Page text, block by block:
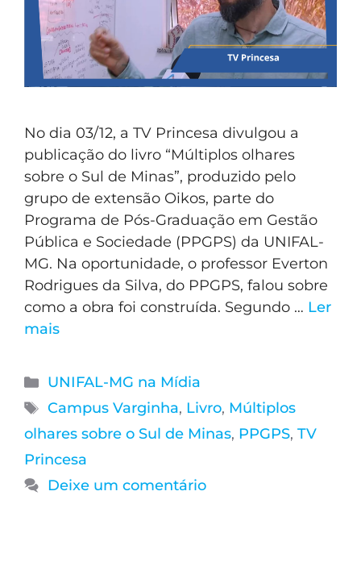
No dia 03/12, a TV Princesa divulgou a
publicação do livro “Múltiplos olhares
sobre o Sul de Minas”, produzido pelo
grupo de extensão Oikos, parte do
Programa de Pós-Graduação em Gestão
Pública e Sociedade (PPGPS) da UNIFAL-
MG. Na oportunidade, o professor Everton
Rodrigues da Silva, do PPGPS, falou sobre
como a obra foi construída. Segundo … Ler
mais
UNIFAL-MG na Mídia
Campus Varginha, Livro, Múltiplos
olhares sobre o Sul de Minas, PPGPS, TV
Princesa
Deixe um comentário